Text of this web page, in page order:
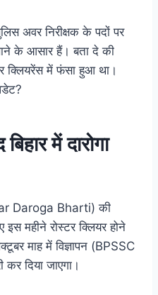
अवर निरीक्षक के पदों पर
के आसार हैं। बता दे की
क्लियरेंस में फंसा हुआ था।
में दारोगा
Daroga Bharti) की
महीने रोस्टर क्लियर होने
माह में विज्ञापन (BPSSC
दिया जाएगा।